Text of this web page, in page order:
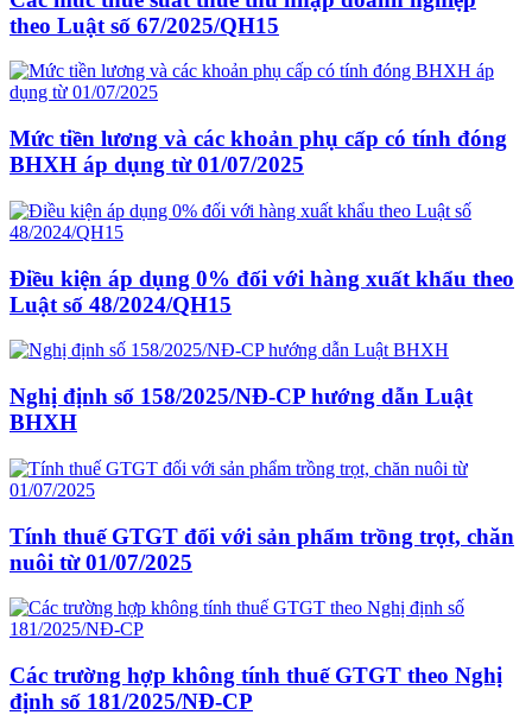
theo Luật số 67/2025/QH15
Mức tiền lương và các khoản phụ cấp có tính đóng
BHXH áp dụng từ 01/07/2025
Điều kiện áp dụng 0% đối với hàng xuất khẩu theo
Luật số 48/2024/QH15
Nghị định số 158/2025/NĐ-CP hướng dẫn Luật
BHXH
Tính thuế GTGT đối với sản phẩm trồng trọt, chăn
nuôi từ 01/07/2025
Các trường hợp không tính thuế GTGT theo Nghị
định số 181/2025/NĐ-CP